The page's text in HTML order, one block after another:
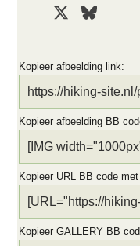
Facebook Bluesky
Kopieer afbeelding link
Kopieer afbeelding BB
Kopieer URL BB code met
Kopieer GALLERY BB